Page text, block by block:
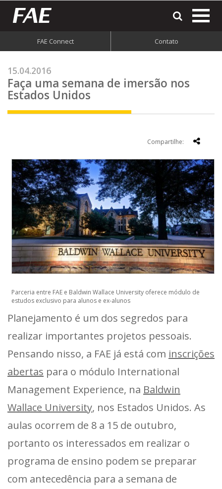
FAE Connect Contato
15.04.2016
Faça uma semana de imersão nos
Estados Unidos
Compartilhe:
Parceria entre FAE e Baldwin Wallace University oferece módulo de
estudos exclusivo para alunos e ex-alunos
Planejamento é um dos segredos para
realizar importantes projetos pessoais.
Pensando nisso, a FAE já está com inscrições
abertas para o módulo International
Management Experience, na Baldwin
Wallace University, nos Estados Unidos. As
aulas ocorrem de 8 a 15 de outubro,
portanto os interessados em realizar o
programa de ensino podem se preparar
com antecedência para a semana de